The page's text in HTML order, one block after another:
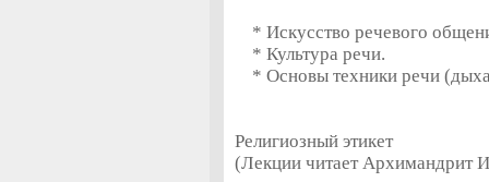
* Искусство речевого
* Культура речи.
* Основы техники речи
Религиозный этикет
(Лекции читает Архимандрит